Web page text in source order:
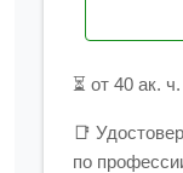
⏳ от 40 ак. ч.
📑
по